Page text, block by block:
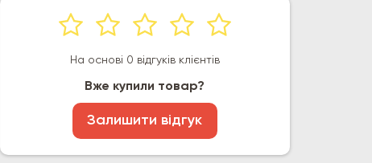
На основі 0 відгуків клієнтів
Вже купили товар?
Залишити відгук